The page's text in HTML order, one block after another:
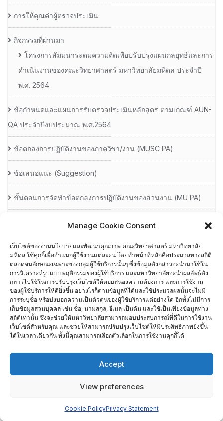
Manage Cookie Consent
เว็บไซต์ของงานนโยบายและพัฒนาคุณภาพ คณะวิทยาศาสตร์ มหาวิทยาลัย
มหิดล ใช้คุกกี้เพื่อจำแนกผู้ใช้งานแต่ละคน โดยทำหน้าที่หลักคือประมวลทางสถิติ
ตลอดจนลักษณะเฉพาะของกลุ่มผู้ใช้บริการนั้นๆ ซึ่งข้อมูลดังกล่าวจะนำมาใช้ใน
การวิเคราะห์รูปแบบพฤติกรรมของผู้ใช้บริการ และมหาวิทยาลัยจะนำผลลัพธ์ดัง
กล่าวไปใช้ในการปรับปรุงเว็บไซต์ให้ตอบสนองความต้องการ และการใช้งาน
ของผู้ใช้บริการให้ดียิ่งขึ้น อย่างไรก็ตามข้อมูลที่ได้และใช้ประมวลผลนั้นจะไม่มี
การระบุชื่อ หรือบ่งบอกความเป็นตัวตนของผู้ใช้บริการแต่อย่างใด อีกทั้งไม่มีการ
เก็บข้อมูลส่วนบุคคล เช่น ชื่อ, นามสกุล, อีเมล เป็นต้น และใช้เป็นเพียงข้อมูลทาง
สถิติเท่านั้น ซึ่งจะช่วยให้มหาวิทยาลัยสามารถมอบประสบการณ์ที่ดีในการใช้งาน
เว็บไซต์สำหรับคุณ และช่วยให้สามารถปรับปรุงเว็บไซต์ให้มีประสิทธิภาพยิ่งขึ้น
ได้ในเวลาเดียวกัน ทั้งนี้คุณสามารถเลือกตัวเลือกในการใช้งานคุกกี้ได้
Accept
View preferences
Cookie PolicyPrivacy Statement
การให้คุณค่าผู้ตรวจประเมิน
กิจกรรมที่ผ่านมา
โครงการสัมมนาระดมความคิดเพื่อปรับปรุงแผนกลยุทธ์และการ
ดำเนินงานของคณะวิทยาศาสตร์ มหาวิทยาลัยมหิดล ประจำปี
พ.ศ. 2564
ข้อกำหนดและแผนการรับตรวจประเมินหลักสูตร ตามเกณฑ์ AUN-
QA ประจำปีงบประมาณ พ.ศ.2564
ข้อตกลงการปฏิบัติงานของภาควิชา/งาน (MUSC PA)
ข้อเสนอแนะ (Suggestion)
ขั้นตอนการจัดทำข้อตกลงการปฏิบัติงานของส่วนงาน (MU PA)
ขั้นตอนการดำเนินงานบริหารความเสี่ยง คณะวิทยาศาสตร์
ขั้นตอนการเยี่ยมสำรวจภาควิชา และหลักสูตร (SAR VISIT) คณะ
วิทยาศาสตร์ มหาวิทยาลัยมหิดล
ขั้นตอนการเยี่ยมสำรวจภาควิชา และหลักสูตร (SAR Visit) คณะ
วิทยาศาสตร์ มหาวิทยาลัยมหิดล ปีงบประมาณ 2565
ข่าวกิจกรรม ปี 2558
ข่าวกิจกรรม ปี 2561